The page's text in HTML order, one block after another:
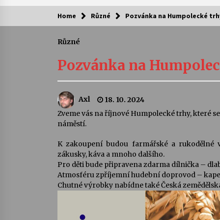
Kam za kulturou?
Camerata a Sukuba Ensemble
4. 8. 2026
Pozvánka na integrační festival
Quijotova šedesátka: 28. 7.–1. 8.
2026
Letní koncerty ve Stromovce:
Miller
22. 7. 2026
Za kulturou kousek za Humpolec. V
Želivě ožije odkaz Josefa Čapka
13. 7. 2026
Home Různé Pozvánka na Humpolecké
Různé
Pozvánka na
Axl
18. 10. 2024
Zveme vás na říjnové Humpolecké trhy, které
náměstí.
K zakoupení budou farmářské a rukodělné
zákusky, káva a mnoho dalšího.
Pro děti bude připravena zdarma dílnička –
Atmosféru zpříjemní hudební doprovod –
Chutné výrobky nabídne také Česká